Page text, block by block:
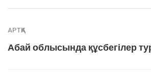
АРТҚА
Абай облысында құсбегілер